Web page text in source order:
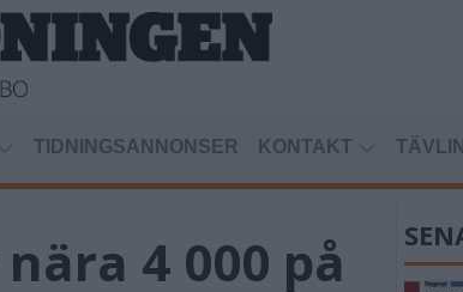
TIDNINGSANNONSER KONTAKT
4 000 på